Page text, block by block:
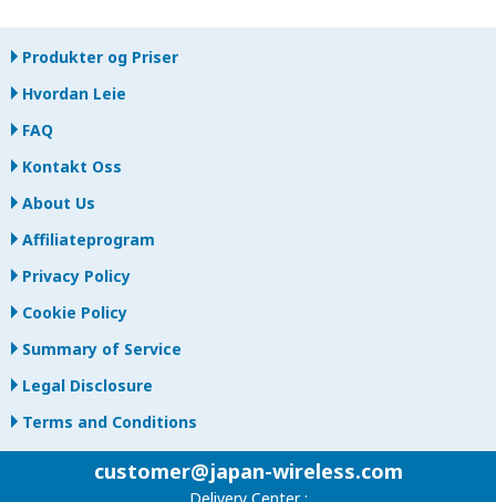
Produkter og Priser
Hvordan Leie
FAQ
Kontakt Oss
About Us
Affiliateprogram
Privacy Policy
Cookie Policy
Summary of Service
Legal Disclosure
Terms and Conditions
customer@japan-wireless.com